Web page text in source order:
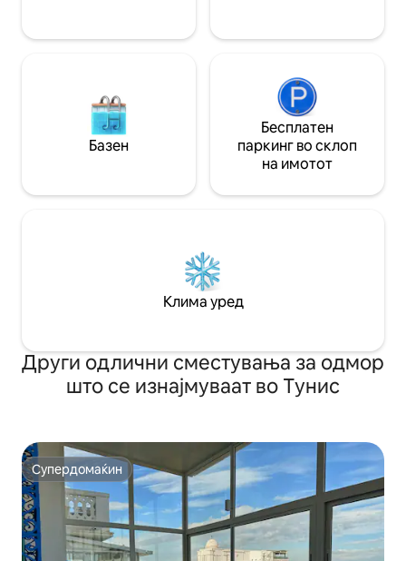
Базен
Бесплатен
паркинг во склоп
на имотот
Клима уред
Други одлични сместувања за одмор
што се изнајмуваат во Тунис
Супердомаќин
Супердомаќин